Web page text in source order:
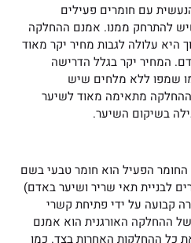
עם חומרים פעילים
להתרחק ממנו. אמנם ההחלקה
היא עלולה לגבות מחיר יקר מאוד
המחיר יקר בגלל הדרישה
שמפו ללא מלחים שיש
מתאימה מאוד לשיער
בשיקום השיער.
הפעיל הוא חומר טבעי בשם
לבניית תאי שריר ושיער באדם)
קבועה על ידי פתיחת קשרי
ההחלקה האורגנית הוא אמנם
כל ההחלקות האחרות בצד. כמו